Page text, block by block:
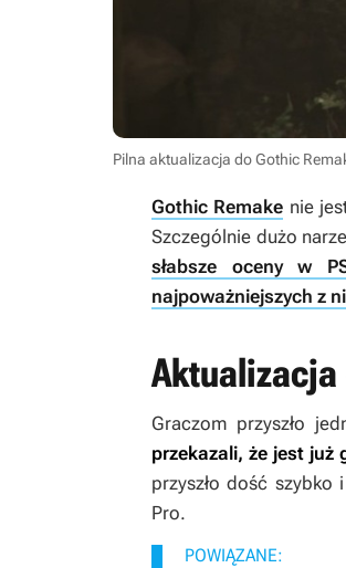
Pilna aktualizacja do Gothic
Gothic Remake nie
Szczególnie dużo
słabsze oceny w
najpoważniejszych z
Aktualizacja
Graczom przyszło
przekazali, że jest już
przyszło dość szybko
Pro.
POWIĄZANE: